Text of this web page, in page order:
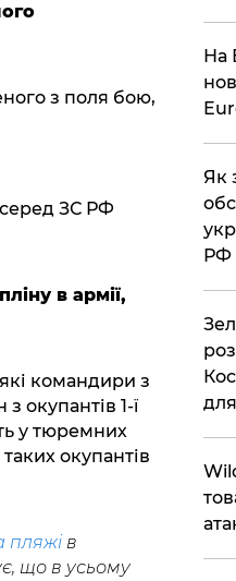
з поля бою,
серед ЗС РФ
в армії,
командири з
окупантів 1-ї
у тюремних
окупантів
пляжів
що в усьому
На
Як
РФ